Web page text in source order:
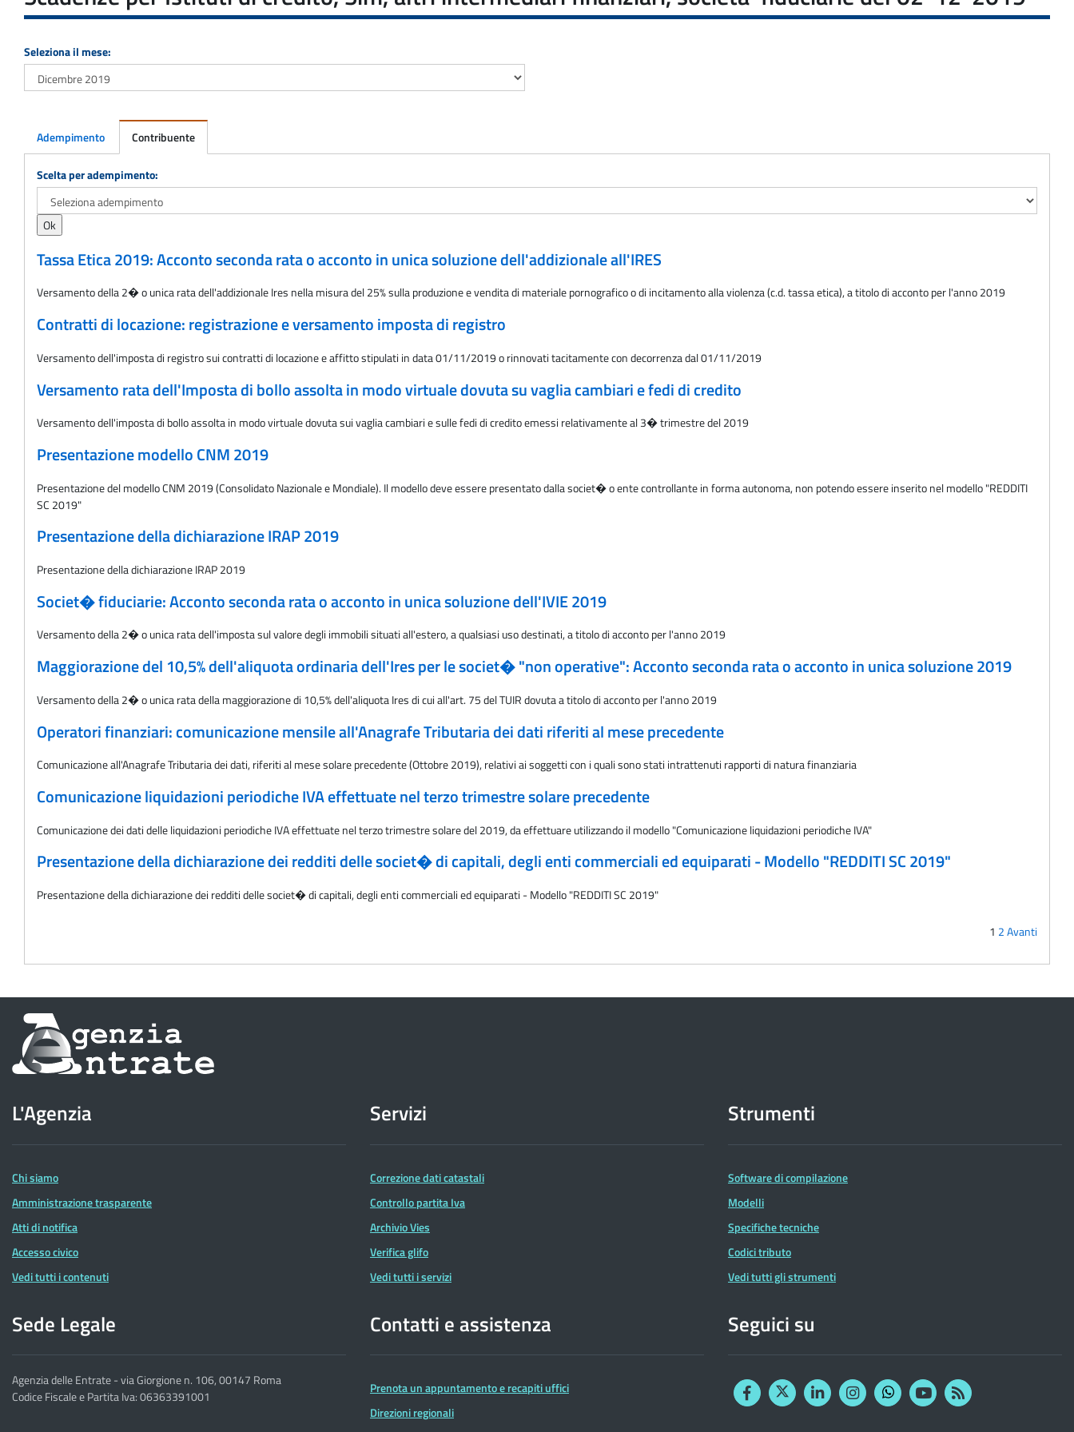
Seleziona il mese:
Adempimento Contribuente
Adempimento
Scelta per adempimento:
Tassa Etica 2019: Acconto seconda rata o acconto in unica soluzione dell'addizionale all'IRES
Versamento della 2� o unica rata dell'addizionale Ires nella misura del 25% sulla produzione e vendita di materiale pornografico o di incitamento alla violenza (c.d. tassa etica), a titolo di acconto per l'anno 2019
Contratti di locazione: registrazione e versamento imposta di registro
Versamento dell'imposta di registro sui contratti di locazione e affitto stipulati in data 01/11/2019 o rinnovati tacitamente con decorrenza dal 01/11/2019
Versamento rata dell'Imposta di bollo assolta in modo virtuale dovuta su vaglia cambiari e fedi di credito
Versamento dell'imposta di bollo assolta in modo virtuale dovuta sui vaglia cambiari e sulle fedi di credito emessi relativamente al 3� trimestre del 2019
Presentazione modello CNM 2019
Presentazione del modello CNM 2019 (Consolidato Nazionale e Mondiale). Il modello deve essere presentato dalla societ� o ente controllante in forma autonoma, non potendo essere inserito nel modello "REDDITI
SC 2019"
Presentazione della dichiarazione IRAP 2019
Presentazione della dichiarazione IRAP 2019
Societ� fiduciarie: Acconto seconda rata o acconto in unica soluzione dell'IVIE 2019
Versamento della 2� o unica rata dell'imposta sul valore degli immobili situati all'estero, a qualsiasi uso destinati, a titolo di acconto per l'anno 2019
Maggiorazione del 10,5% dell'aliquota ordinaria dell'Ires per le societ� "non operative": Acconto seconda rata o acconto in unica soluzione 2019
Versamento della 2� o unica rata della maggiorazione di 10,5% dell'aliquota Ires di cui all'art. 75 del TUIR dovuta a titolo di acconto per l'anno 2019
Operatori finanziari: comunicazione mensile all'Anagrafe Tributaria dei dati riferiti al mese precedente
Comunicazione all'Anagrafe Tributaria dei dati, riferiti al mese solare precedente (Ottobre 2019), relativi ai soggetti con i quali sono stati intrattenuti rapporti di natura finanziaria
Comunicazione liquidazioni periodiche IVA effettuate nel terzo trimestre solare precedente
Comunicazione dei dati delle liquidazioni periodiche IVA effettuate nel terzo trimestre solare del 2019, da effettuare utilizzando il modello "Comunicazione liquidazioni periodiche IVA"
Presentazione della dichiarazione dei redditi delle societ� di capitali, degli enti commerciali ed equiparati - Modello "REDDITI SC 2019"
Presentazione della dichiarazione dei redditi delle societ� di capitali, degli enti commerciali ed equiparati - Modello "REDDITI SC 2019"
1 2Avanti
Informazioni
sul
dell'Agenzia
delle
Entrate
L'Agenzia
Chi siamo
Amministrazione trasparente
Atti di notifica
Accesso civico
Vedi tutti i contenuti
Servizi
Correzione dati catastali
Controllo partita Iva
Archivio Vies
Verifica glifo
Vedi tutti i servizi
Strumenti
Software di compilazione
Modelli
Specifiche tecniche
Codici tributo
Vedi tutti gli strumenti
Sede Legale
Agenzia delle Entrate - via Giorgione n. 106, 00147 Roma
Codice Fiscale e Partita Iva: 06363391001
Contatti e assistenza
Prenota un appuntamento e recapiti uffici
Direzioni regionali
Seguici su
FacebookTwitterLinkedinInstagram
YouTubeRSS